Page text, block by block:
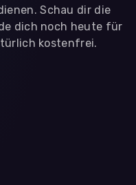
Schau dir die
dich noch heute für
kostenfrei.